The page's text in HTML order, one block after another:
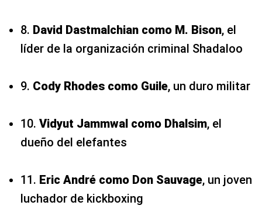
8. David Dastmalchian como M. Bison, el
líder de la organización criminal Shadaloo
9. Cody Rhodes como Guile, un duro militar
10. Vidyut Jammwal como Dhalsim, el
dueño del elefantes
11. Eric André como Don Sauvage, un joven
luchador de kickboxing